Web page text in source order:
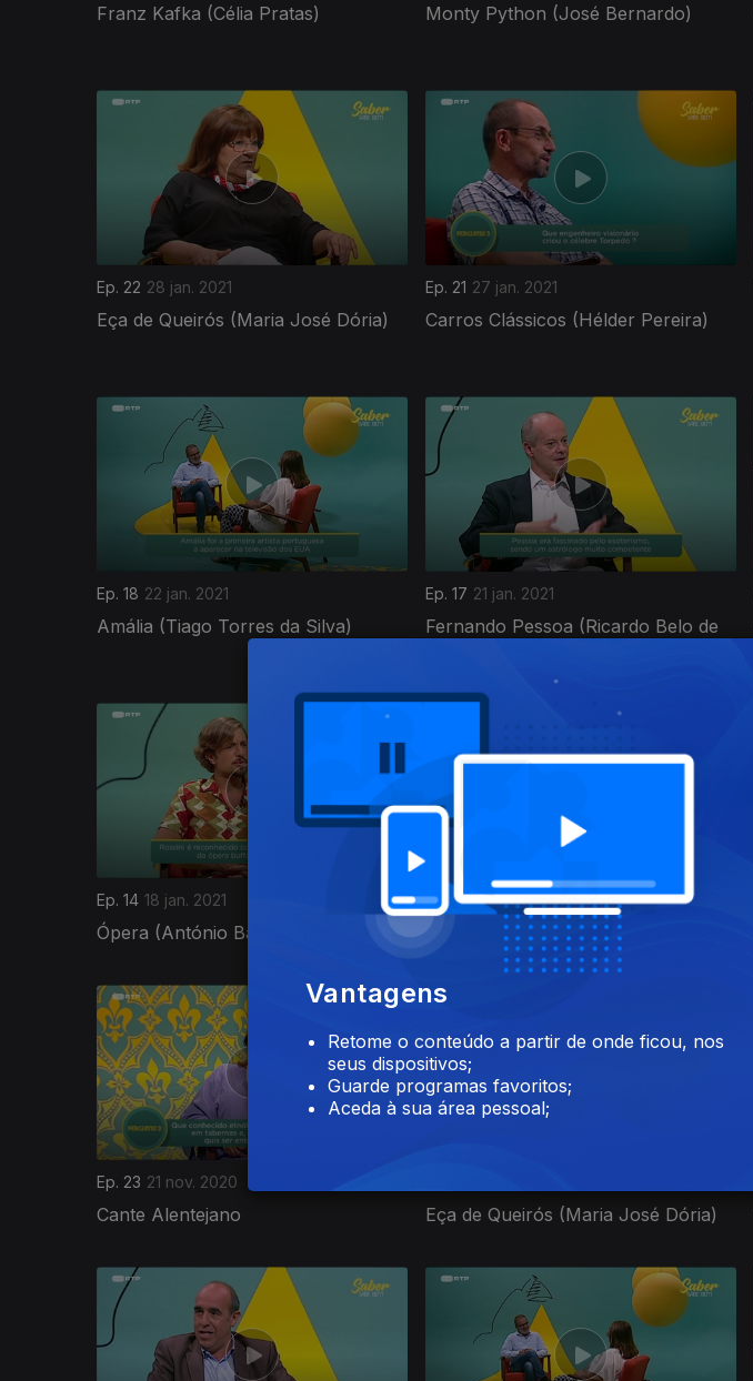
Franz Kafka (Célia Pratas) Monty Python (José Bernardo)
Ep. 22 28 jan. 2021
Eça de Queirós (Maria José Dória)
Ep. 21 27 jan. 2021
Carros Clássicos (Hélder Pereira)
Ep. 18 22 jan. 2021
Amália (Tiago Torres da Silva)
Ep. 17 21 jan. 2021
Fernando Pessoa (Ricardo Belo de
518820
Ep. 14 18 jan. 2021
Ópera (António Baião Pinto)
Ep. 26 12 dez. 2020
Franz Kafka (Célia Pratas)
Ep. 23 21 nov. 2020
Cante Alentejano Eça de Queirós (Maria José Dória)
497040
Vantagens
Retome o conteúdo a partir de onde ficou, nos
seus dispositivos;
Guarde programas favoritos;
Aceda à sua área pessoal;